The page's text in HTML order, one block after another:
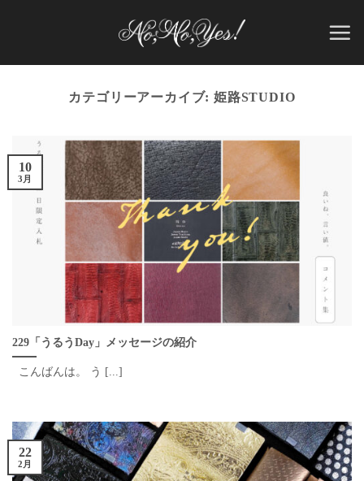
カテゴリーアーカイブ:姫路STUDIO
229「うるうDay」メッセージの紹介
こんばんは。 う [...]
10
3月
22
2月